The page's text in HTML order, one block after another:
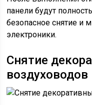
панели будут
безопасное снятие и
электроники.
Снятие
воздуховодов